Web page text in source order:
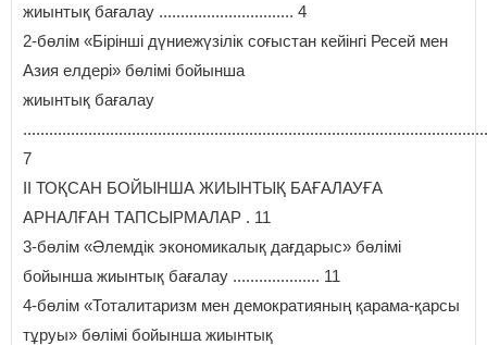
жиынтық бағалау ............................... 4
2-бөлім «Бірінші дүниежүзілік соғыстан кейінгі Ресей мен
Азия елдері» бөлімі бойынша
жиынтық бағалау
7
ІІ ТОҚСАН БОЙЫНША ЖИЫНТЫҚ БАҒАЛАУҒА
АРНАЛҒАН ТАПСЫРМАЛАР . 11
3-бөлім «Әлемдік экономикалық дағдарыс» бөлімі
бойынша жиынтық бағалау .................... 11
4-бөлім «Тоталитаризм мен демократияның қарама-қарсы
тұруы» бөлімі бойынша жиынтық